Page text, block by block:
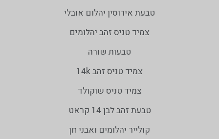
טבעת אירוסין יהלום אובלי
צמיד טניס זהב יהלומים
טבעות שורה
צמיד טניס זהב 14k
צמיד טניס שוקולד
טבעת זהב לבן 14 קראט
קולייר יהלומים ואבני חן